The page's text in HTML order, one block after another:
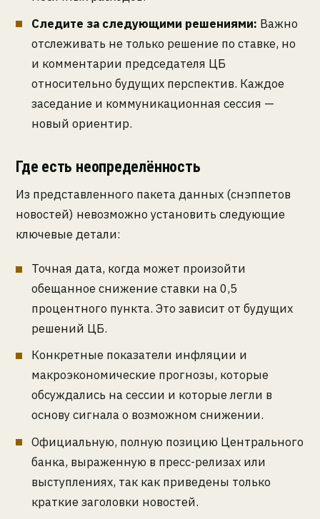
Следите за следующими решениями: Важно
отслеживать не только решение по ставке, но
и комментарии председателя ЦБ
относительно будущих перспектив. Каждое
заседание и коммуникационная сессия —
новый ориентир.
Где есть неопределённость
Из представленного пакета данных (снэппетов
новостей) невозможно установить следующие
ключевые детали:
Точная дата, когда может произойти
обещанное снижение ставки на 0,5
процентного пункта. Это зависит от будущих
решений ЦБ.
Конкретные показатели инфляции и
макроэкономические прогнозы, которые
обсуждались на сессии и которые легли в
основу сигнала о возможном снижении.
Официальную, полную позицию Центрального
банка, выраженную в пресс-релизах или
выступлениях, так как приведены только
краткие заголовки новостей.